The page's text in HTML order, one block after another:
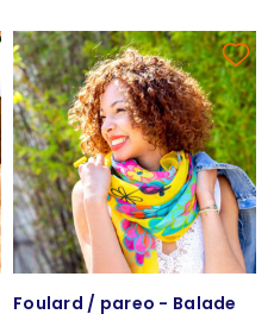
Foulard / pareo - Balade